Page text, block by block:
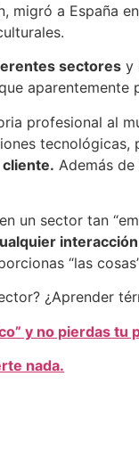
migró a España
sectores y
aparentemente
profesional al
Además
un sector tan
“las
¿Aprender
y no pierdas tu
nada.